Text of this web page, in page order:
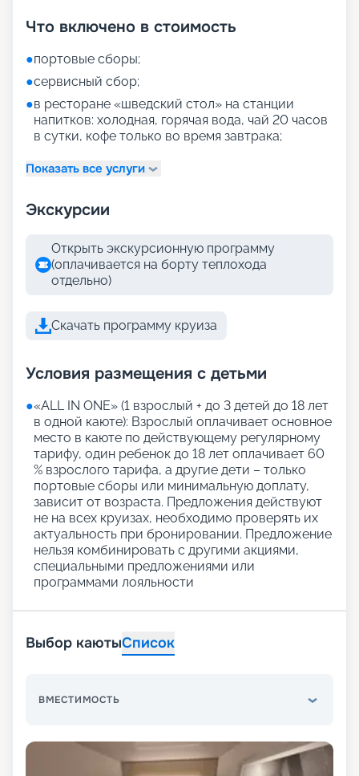
Что включено в стоимость
●портовые сборы;
●сервисный сбор;
●в ресторане «шведский стол» на станции
напитков: холодная, горячая вода, чай 20 часов
в сутки, кофе только во время завтрака;
Показать все услуги
Экскурсии
Открыть экскурсионную программу
(оплачивается на борту теплохода
отдельно)
Скачать программу круиза
Условия размещения с детьми
●«АLL IN ONE» (1 взрослый + до 3 детей до 18 лет
в одной каюте): Взрослый оплачивает основное
место в каюте по действующему регулярному
тарифу, один ребенок до 18 лет оплачивает 60
% взрослого тарифа, а другие дети – только
портовые сборы или минимальную доплату,
зависит от возраста. Предложения действуют
не на всех круизах, необходимо проверять их
актуальность при бронировании. Предложение
нельзя комбинировать с другими акциями,
специальными предложениями или
программами лояльности
Выбор каютыСписок
ВМЕСТИМОСТЬ